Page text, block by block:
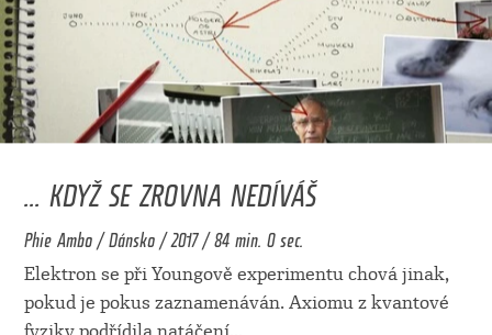
... KDYŽ SE ZROVNA NEDÍVÁŠ
Phie Ambo / Dánsko / 2017 / 84 min. 0 sec.
Elektron se při Youngově experimentu chová jinak,
pokud je pokus zaznamenáván. Axiomu z kvantové